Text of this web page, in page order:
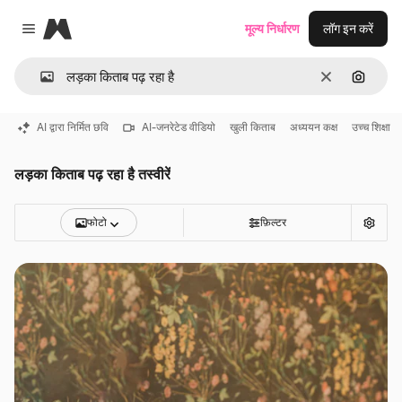
Close menu
Magnific
साफ़ इमेज से
मूल्य निर्धारण लॉग इन करें
AI द्वारा निर्मित छवि AI-जनरेटेड वीडियो खुली किताब अध्ययन कक्ष उच्च शिक्षा
लड़का किताब पढ़ रहा है तस्वीरें
फोटो फ़िल्टर